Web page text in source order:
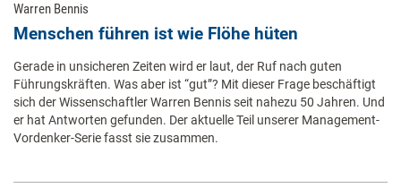
Warren Bennis
Menschen führen ist wie Flöhe hüten
Gerade in unsicheren Zeiten wird er laut, der Ruf nach guten
Führungskräften. Was aber ist “gut”? Mit dieser Frage beschäftigt
sich der Wissenschaftler Warren Bennis seit nahezu 50 Jahren. Und
er hat Antworten gefunden. Der aktuelle Teil unserer Management-
Vordenker-Serie fasst sie zusammen.